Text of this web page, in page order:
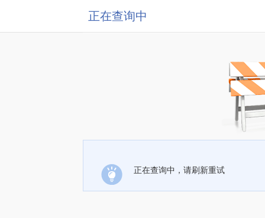
正在查询中
正在查询中，请刷新重试